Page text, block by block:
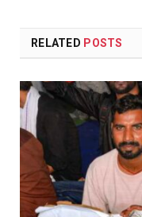
RELATED POSTS